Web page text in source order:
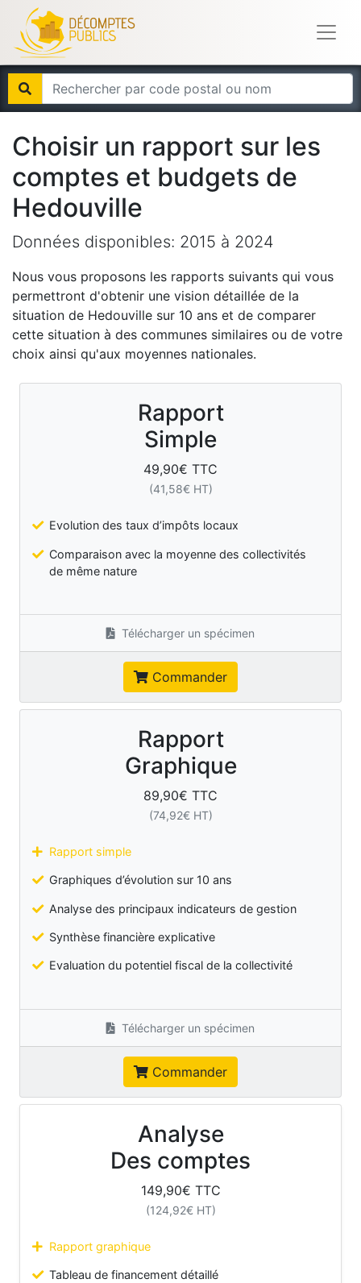
Choisir un rapport sur les
comptes et budgets de
Hedouville
Données disponibles: 2015 à 2024
Nous vous proposons les rapports suivants qui vous
permettront d'obtenir une vision détaillée de la
situation de Hedouville sur 10 ans et de comparer
cette situation à des communes similaires ou de votre
choix ainsi qu'aux moyennes nationales.
Rapport
Simple
49,90€ TTC
(41,58€ HT)
Evolution des taux d’impôts locaux
Comparaison avec la moyenne des collectivités
de même nature
Télécharger un spécimen
Commander
Rapport
Graphique
89,90€ TTC
(74,92€ HT)
Rapport simple
Graphiques d’évolution sur 10 ans
Analyse des principaux indicateurs de gestion
Synthèse financière explicative
Evaluation du potentiel fiscal de la collectivité
Télécharger un spécimen
Commander
Analyse
Des comptes
149,90€ TTC
(124,92€ HT)
Rapport graphique
Tableau de financement détaillé